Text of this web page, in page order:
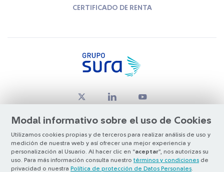
Modal informativo sobre el uso de Cookies
Utilizamos cookies propias y de terceros para realizar análisis de uso y
medición de nuestra web y así ofrecer una mejor experiencia y
personalización al Usuario. Al hacer clic en “aceptar”, nos autorizas su
uso. Para más información consulta nuestro términos y condiciones de
privacidad o nuestra Política de protección de Datos Personales
CERTIFICADO DE RENTA
© Copyright Grupo SURA 2026